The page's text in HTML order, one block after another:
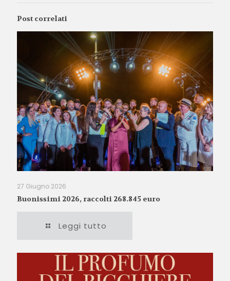
Post correlati
27 Giugno 2026
Buonissimi 2026, raccolti 268.845 euro
Leggi tutto